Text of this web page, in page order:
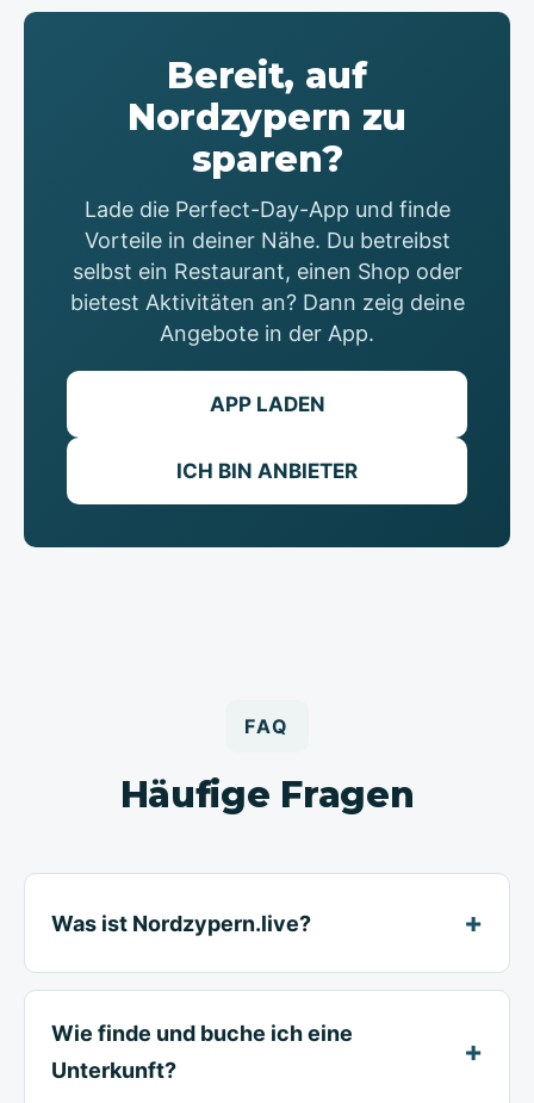
Bereit, auf
Nordzypern zu
sparen?
Lade die Perfect-Day-App und finde
Vorteile in deiner Nähe. Du betreibst
selbst ein Restaurant, einen Shop oder
bietest Aktivitäten an? Dann zeig deine
Angebote in der App.
APP LADEN
ICH BIN ANBIETER
FAQ
Häufige Fragen
Was ist Nordzypern.live?
Wie finde und buche ich eine
Unterkunft?